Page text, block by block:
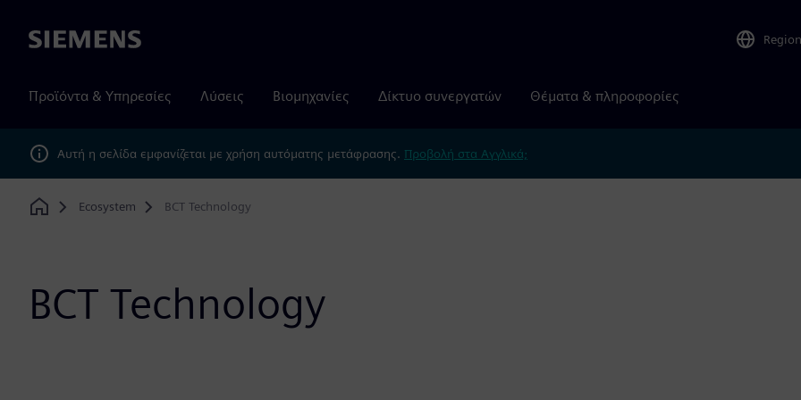
Siemens Region
Προϊόντα & Υπηρεσίες Λύσεις Βιομηχανίες Δίκτυο συνεργατών Θέματα & πληροφορίες
Αυτή η σελίδα εμφανίζεται με χρήση αυτόματης μετάφρασης. Προβολή στα Αγγλικά;
Home
Ecosystem BCT Technology
BCT Technology